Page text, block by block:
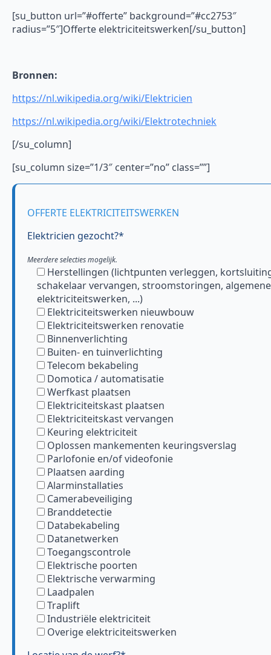
[su_button url=”#offerte” background=”#cc2753″
radius=”5″]Offerte elektriciteitswerken[/su_button]
Bronnen:
https://nl.wikipedia.org/wiki/Elektricien
https://nl.wikipedia.org/wiki/Elektrotechniek
[/su_column]
[su_column size=”1/3″ center=”no” class=””]
OFFERTE ELEKTRICITEITSWERKEN
Elektricien gezocht?*
Meerdere selecties mogelijk.
Herstellingen (lichtpunten verleggen,
schakelaar vervangen, stroomstoringen, algemene
elektriciteitswerken, ...)
Elektriciteitswerken nieuwbouw
Elektriciteitswerken renovatie
Binnenverlichting
Buiten- en tuinverlichting
Telecom bekabeling
Domotica / automatisatie
Werfkast plaatsen
Elektriciteitskast plaatsen
Elektriciteitskast vervangen
Keuring elektriciteit
Oplossen mankementen keuringsverslag
Parlofonie en/of videofonie
Plaatsen aarding
Alarminstallaties
Camerabeveiliging
Branddetectie
Databekabeling
Datanetwerken
Toegangscontrole
Elektrische poorten
Elektrische verwarming
Laadpalen
Traplift
Industriële elektriciteit
Overige elektriciteitswerken